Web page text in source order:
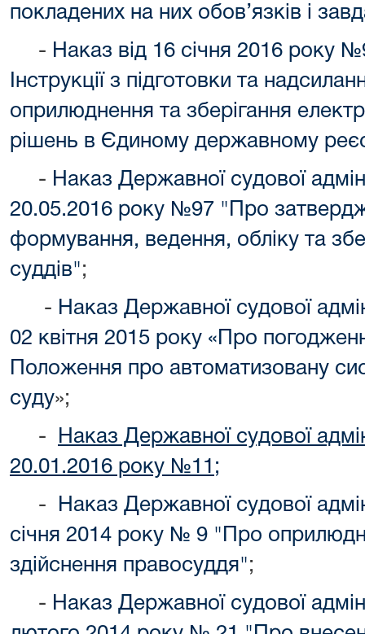
покладених на них обов’язків і
- Наказ від 16 січня 2016 року
Інструкції з підготовки та
оприлюднення та зберігання
рішень в Єдиному державному
- Наказ Державної судової
20.05.2016 року №97 "Про
формування, ведення, обліку та
суддів";
- Наказ Державної судової
02 квітня 2015 року «Про
Положення про автоматизовану
суду»;
-
Наказ Державної судової
20.01.2016 року №11 ;
-
Наказ Державної судової
січня 2014 року № 9 "Про
здійснення правосуддя";
- Наказ Державної судової